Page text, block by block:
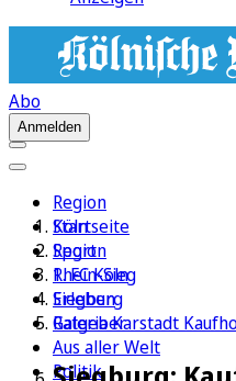
Abo
Anmelden
Region
Köln
Sport
1. FC Köln
Erleben
Ratgeber
Aus aller Welt
Politik
Startseite
Region
Rhein-Sieg
Siegburg
Galeria Karstadt